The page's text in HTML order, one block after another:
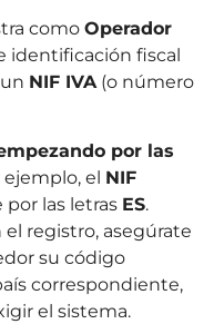
como Operador
identificación fiscal
NIF IVA (o número
por las
ejemplo, el NIF
las letras ES.
registro, asegúrate
su código
correspondiente,
el sistema.